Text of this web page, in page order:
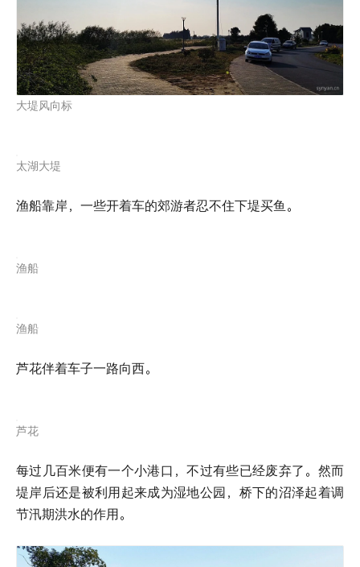
大堤风向标
太湖大堤
渔船靠岸，一些开着车的郊游者忍不住下堤买鱼。
渔船
渔船
芦花伴着车子一路向西。
芦花
每过几百米便有一个小港口，不过有些已经废弃了。然而
堤岸后还是被利用起来成为湿地公园，桥下的沼泽起着调
节汛期洪水的作用。